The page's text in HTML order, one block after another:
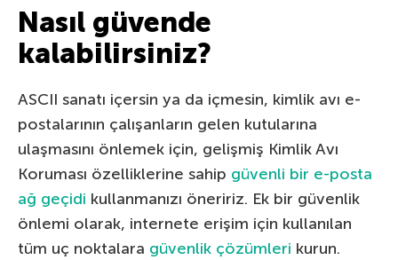
Nasıl güvende
kalabilirsiniz?
ASCII sanatı içersin ya da içmesin, kimlik avı e-
postalarının çalışanların gelen kutularına
ulaşmasını önlemek için, gelişmiş Kimlik Avı
Koruması özelliklerine sahip güvenli bir e-posta
ağ geçidi kullanmanızı öneririz. Ek bir güvenlik
önlemi olarak, internete erişim için kullanılan
tüm uç noktalara güvenlik çözümleri kurun.